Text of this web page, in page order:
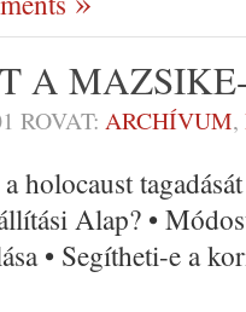
A
ROVAT: ARCHÍVUM,
holocaust
Alap? •
• Segítheti-e a